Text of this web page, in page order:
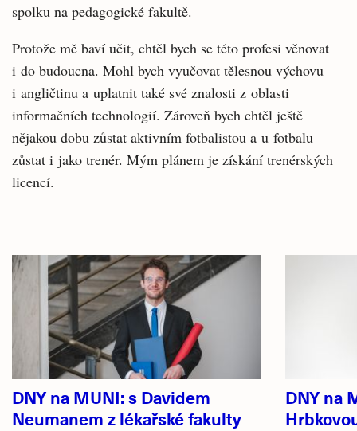
spolku na pedagogické fakultě.
Protože mě baví učit, chtěl bych se této profesi věnovat
i do budoucna. Mohl bych vyučovat tělesnou výchovu
i angličtinu a uplatnit také své znalosti z oblasti
informačních technologií. Zároveň bych chtěl ještě
nějakou dobu zůstat aktivním fotbalistou a u fotbalu
zůstat i jako trenér. Mým plánem je získání trenérských
licencí.
Související
články
DNY na MUNI: s Davidem
Neumanem z lékařské fakulty
DNY na